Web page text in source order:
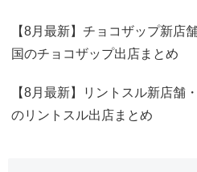
【8月最新】チョコザップ新店
国のチョコザップ出店まとめ
【8月最新】リントスル新店舗
のリントスル出店まとめ